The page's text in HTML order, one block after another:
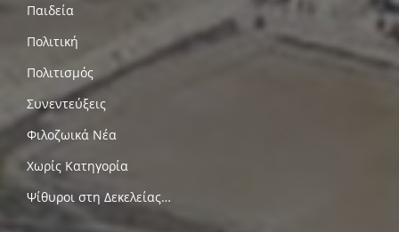
Παιδεία
Πολιτική
Πολιτισμός
Συνεντεύξεις
Φιλοζωικά Νέα
Χωρίς Κατηγορία
Ψίθυροι στη Δεκελείας…